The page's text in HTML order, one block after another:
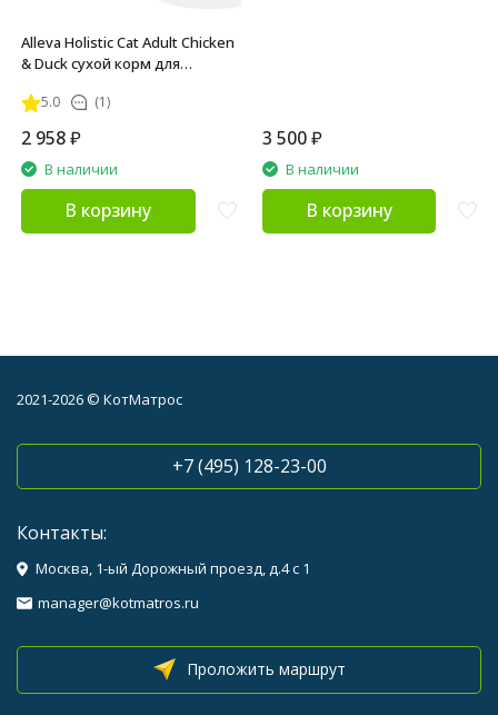
Alleva Holistic Cat Adult Chicken
& Duck сухой корм для
уткой, алое вера и
5.0 (1)
2 958₽
В наличии
В корзину
3 500 ₽
В наличии
В корзину
2021-2026 © КотМатрос
+7 (495) 128-23-00
Контакты:
Москва, 1-ый Дорожный проезд, д.4 с 1
manager@kotmatros.ru
Проложить маршрут